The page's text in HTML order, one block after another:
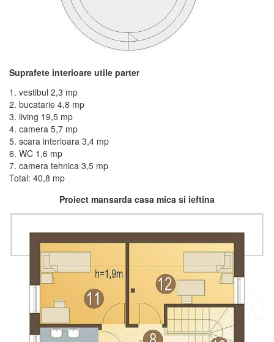
Suprafete interioare utile parter
1. vestibul 2,3 mp
2. bucatarie 4,8 mp
3. living 19,5 mp
4. camera 5,7 mp
5. scara interioara 3,4 mp
6. WC 1,6 mp
7. camera tehnica 3,5 mp
Total: 40,8 mp
Proiect mansarda casa mica si ieftina